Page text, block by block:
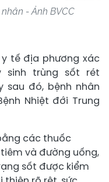
- Ảnh BVCC
tế địa phương xác
sinh trùng sốt rét
sau đó, bệnh nhân
Nhiệt đới Trung
các thuốc
và đường uống,
sốt được kiểm